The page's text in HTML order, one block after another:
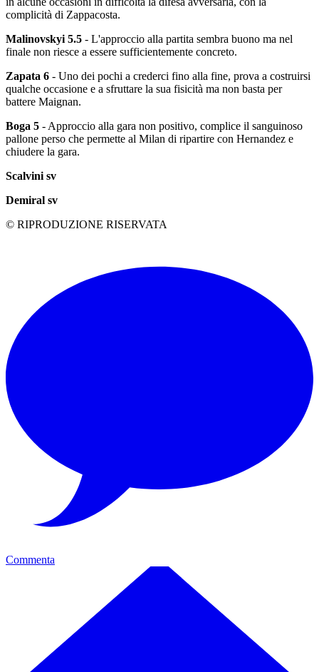
complicità di Zappacosta.
Malinovskyi 5.5 - L'approccio alla partita sembra buono ma nel
finale non riesce a essere sufficientemente concreto.
Zapata 6 - Uno dei pochi a crederci fino alla fine, prova a costruirsi
qualche occasione e a sfruttare la sua fisicità ma non basta per
battere Maignan.
Boga 5 - Approccio alla gara non positivo, complice il sanguinoso
pallone perso che permette al Milan di ripartire con Hernandez e
chiudere la gara.
Scalvini sv
Demiral sv
© RIPRODUZIONE RISERVATA
Commenta